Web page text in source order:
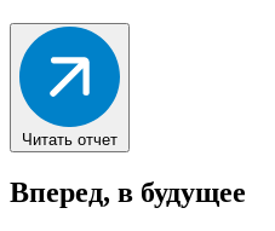
Читать отчет
Вперед, в будущее